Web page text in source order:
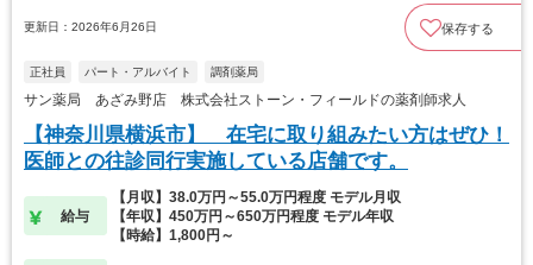
更新日：2026年6月26日 保存する
正社員 パート・アルバイト 調剤薬局
サン薬局 あざみ野店 株式会社ストーン・フィールドの薬剤師求人
【神奈川県横浜市】 在宅に取り組みたい方はぜひ！
医師との往診同行実施している店舗です。
給与
【月収】38.0万円～55.0万円程度 モデル月収
【年収】450万円～650万円程度 モデル年収
【時給】1,800円～